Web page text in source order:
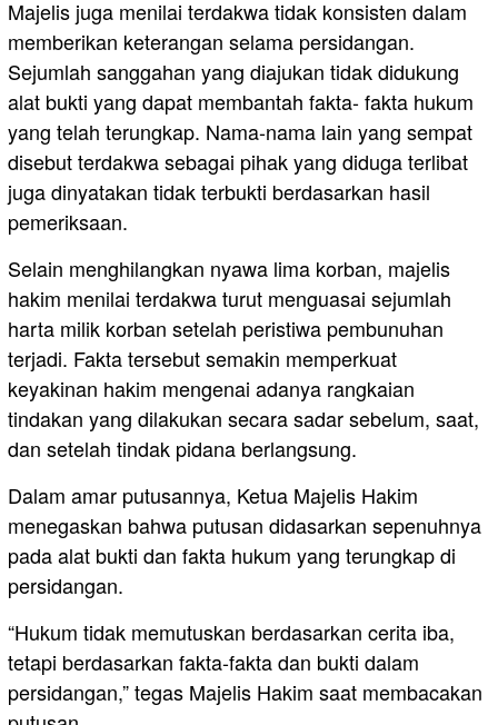
Majelis juga menilai terdakwa tidak konsisten dalam
memberikan keterangan selama persidangan.
Sejumlah sanggahan yang diajukan tidak didukung
alat bukti yang dapat membantah fakta- fakta hukum
yang telah terungkap. Nama-nama lain yang sempat
disebut terdakwa sebagai pihak yang diduga terlibat
juga dinyatakan tidak terbukti berdasarkan hasil
pemeriksaan.
Selain menghilangkan nyawa lima korban, majelis
hakim menilai terdakwa turut menguasai sejumlah
harta milik korban setelah peristiwa pembunuhan
terjadi. Fakta tersebut semakin memperkuat
keyakinan hakim mengenai adanya rangkaian
tindakan yang dilakukan secara sadar sebelum, saat,
dan setelah tindak pidana berlangsung.
Dalam amar putusannya, Ketua Majelis Hakim
menegaskan bahwa putusan didasarkan sepenuhnya
pada alat bukti dan fakta hukum yang terungkap di
persidangan.
“Hukum tidak memutuskan berdasarkan cerita iba,
tetapi berdasarkan fakta-fakta dan bukti dalam
persidangan,” tegas Majelis Hakim saat membacakan